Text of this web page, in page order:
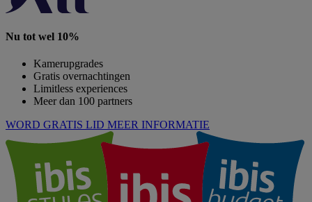
Nu tot wel 10%
Kamerupgrades
Gratis overnachtingen
Limitless experiences
Meer dan 100 partners
WORD GRATIS LID MEER INFORMATIE